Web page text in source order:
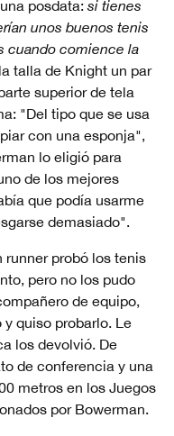
posdata: si tienes
unos buenos tenis
cuando comience la
talla de Knight un par
superior de tela
"Del tipo que se usa
con una esponja",
lo eligió para
de los mejores
que podía usarme
demasiado".
probó los tenis
pero no los pudo
de equipo,
quiso probarlo. Le
los devolvió. De
de conferencia y una
metros en los Juegos
por Bowerman.